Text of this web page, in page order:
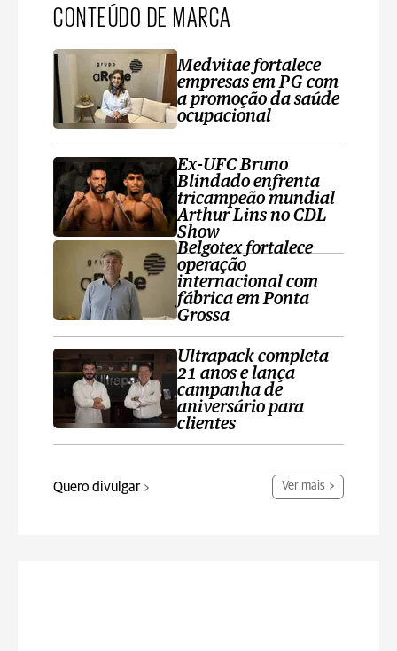
CONTEÚDO DE MARCA
Medvitae fortalece
empresas em PG com
a promoção da saúde
ocupacional
Ex-UFC Bruno
Blindado enfrenta
tricampeão mundial
Arthur Lins no CDL
Show
Belgotex fortalece
operação
internacional com
fábrica em Ponta
Grossa
Ultrapack completa
21 anos e lança
campanha de
aniversário para
clientes
Quero divulgar Ver mais